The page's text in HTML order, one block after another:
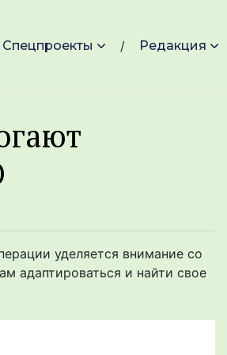
Спецпроекты Редакция
уделяется внимание со
адаптироваться и найти свое